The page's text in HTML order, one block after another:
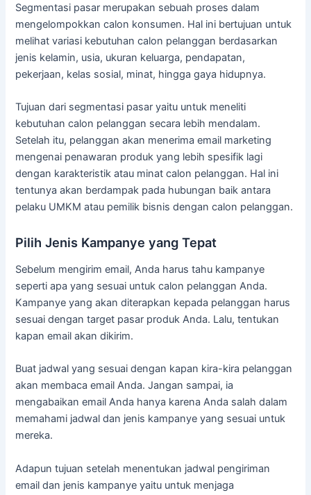
Segmentasi pasar merupakan sebuah proses dalam
mengelompokkan calon konsumen. Hal ini bertujuan untuk
melihat variasi kebutuhan calon pelanggan berdasarkan
jenis kelamin, usia, ukuran keluarga, pendapatan,
pekerjaan, kelas sosial, minat, hingga gaya hidupnya.
Tujuan dari segmentasi pasar yaitu untuk meneliti
kebutuhan calon pelanggan secara lebih mendalam.
Setelah itu, pelanggan akan menerima email marketing
mengenai penawaran produk yang lebih spesifik lagi
dengan karakteristik atau minat calon pelanggan. Hal ini
tentunya akan berdampak pada hubungan baik antara
pelaku UMKM atau pemilik bisnis dengan calon pelanggan.
Pilih Jenis Kampanye yang Tepat
Sebelum mengirim email, Anda harus tahu kampanye
seperti apa yang sesuai untuk calon pelanggan Anda.
Kampanye yang akan diterapkan kepada pelanggan harus
sesuai dengan target pasar produk Anda. Lalu, tentukan
kapan email akan dikirim.
Buat jadwal yang sesuai dengan kapan kira-kira pelanggan
akan membaca email Anda. Jangan sampai, ia
mengabaikan email Anda hanya karena Anda salah dalam
memahami jadwal dan jenis kampanye yang sesuai untuk
mereka.
Adapun tujuan setelah menentukan jadwal pengiriman
email dan jenis kampanye yaitu untuk menjaga